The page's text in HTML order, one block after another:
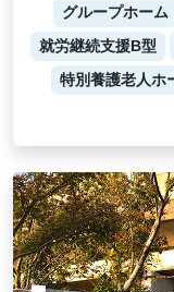
グループホーム
就労継続支援B型
特別養護老人ホ